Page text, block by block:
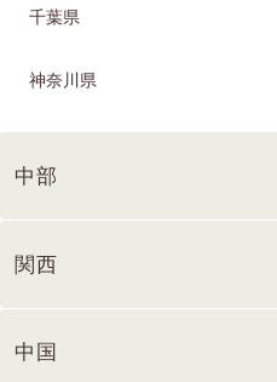
千葉県
神奈川県
中部
関西
中国